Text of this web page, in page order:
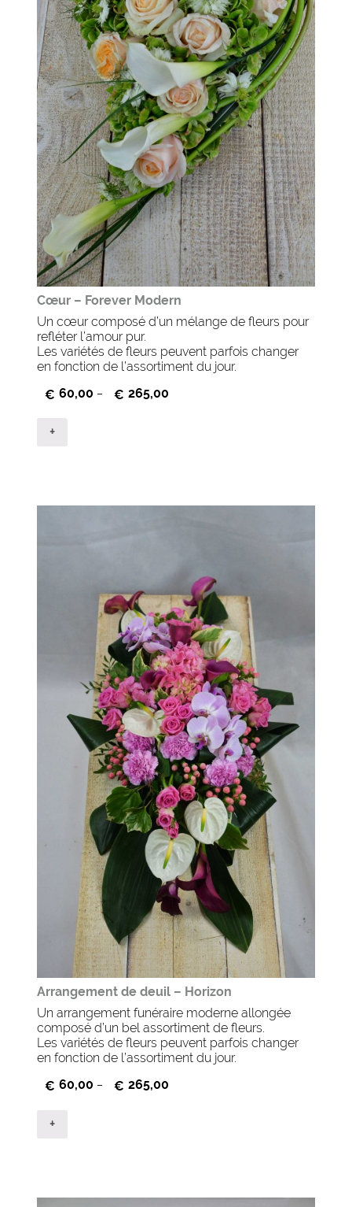
Cœur – Forever Modern
Un cœur composé d’un mélange de fleurs pour
refléter l’amour pur.
Les variétés de fleurs peuvent parfois changer
en fonction de l’assortiment du jour.
€ 60,00 – € 265,00
+
Arrangement de deuil – Horizon
Un arrangement funéraire moderne allongée
composé d’un bel assortiment de fleurs.
Les variétés de fleurs peuvent parfois changer
en fonction de l’assortiment du jour.
€ 60,00 – € 265,00
+